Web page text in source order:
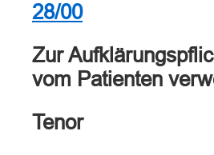
28/00
Zur
vom Patienten
Tenor